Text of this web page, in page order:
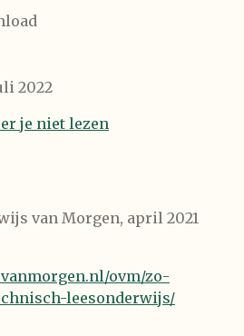
2022
je niet lezen
van Morgen, april 2021
ovm/zo-
leesonderwijs/